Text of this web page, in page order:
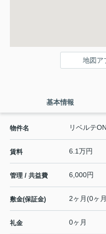
地図ア
基本情報
物件名 リベルテ
賃料 6.1万円
管理 / 共益費 6,000円
敷金(保証金) 2ヶ月(0ヶ
礼金 0ヶ月